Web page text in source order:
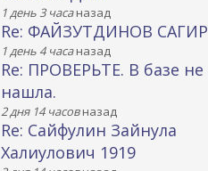
1 день 3 часаназад
Re: ФАЙЗУТДИНОВ САГИР
1 день 4 часаназад
Re: ПРОВЕРЬТЕ. В базе не
нашла.
2 дня 14 часовназад
Re: Сайфулин Зайнула
Халиулович 1919